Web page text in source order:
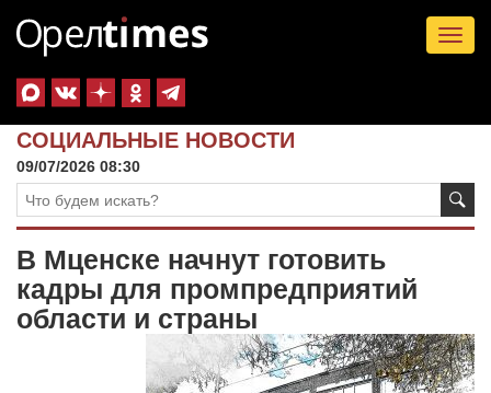
СОЦИАЛЬНЫЕ НОВОСТИ
09/07/2026 08:30
В Мценске начнут готовить
кадры для промпредприятий
области и страны